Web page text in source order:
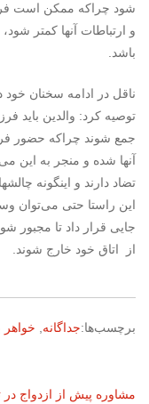
شود چراکه ممکن است
و ارتباطات آنها کمتر
باشد.
ناقل در ادامه سخنان خود
توصیه کرد: والدین باید
جمع شوند چراکه حضور
آنها شده و منجر به این
تضاد دارند و اینگونه
این راستا حتی می‌توان
جایی قرار داد تا مجبور
از اتاق خود خارج شوند.
برچسب‌ها:جداگانه, خواهر
مشاوره پیش از ازدواج